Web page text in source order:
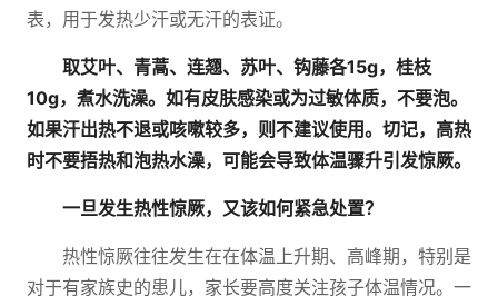
表，用于发热少汗或无汗的表证。
取艾叶、青蒿、连翘、苏叶、钩藤各15g，桂枝
10g，煮水洗澡。如有皮肤感染或为过敏体质，不要泡。
如果汗出热不退或咳嗽较多，则不建议使用。切记，高热
时不要捂热和泡热水澡，可能会导致体温骤升引发惊厥。
一旦发生热性惊厥，又该如何紧急处置？
热性惊厥往往发生在在体温上升期、高峰期，特别是
对于有家族史的患儿，家长要高度关注孩子体温情况。一